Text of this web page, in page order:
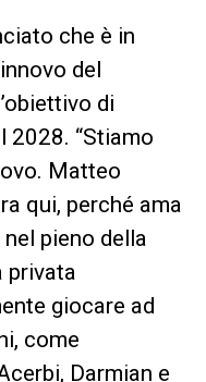
che è in
del
di
2028. “Stiamo
Matteo
qui, perché ama
pieno della
privata
giocare ad
come
Darmian e